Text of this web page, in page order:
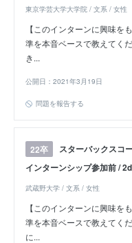
東京学芸大学大学院 / 文系 / 女性
【このインターンに興味を
準を本音ベースで教えてく
き...
公開日：2021年3月19日
問題を報告する
22卒
スターバックスコ
インターンシップ参加前 /
武蔵野大学 / 文系 / 女性
【このインターンに興味を
準を本音ベースで教えてく
に...